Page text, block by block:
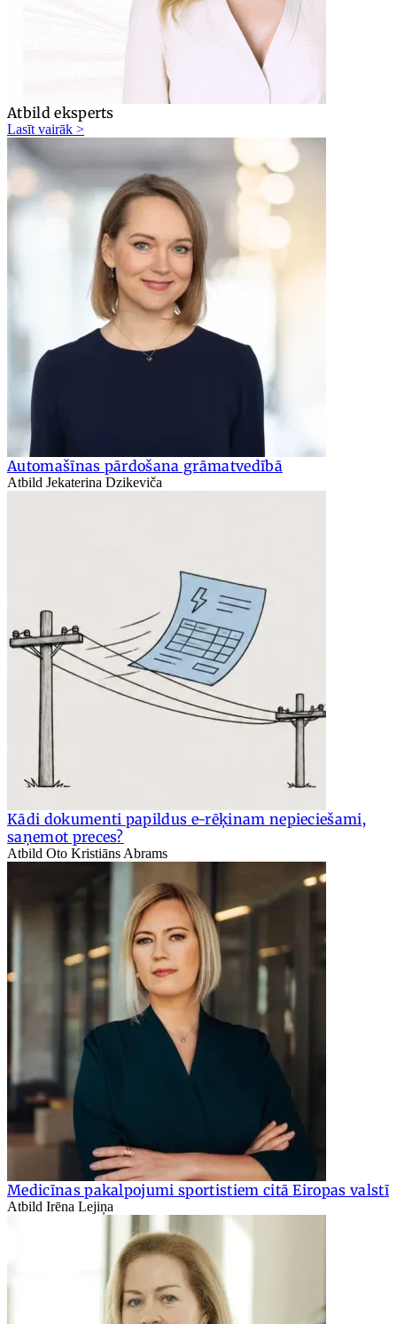
Atbild eksperts
Lasīt vairāk >
Automašīnas pārdošana grāmatvedībā
Atbild Jekaterina Dzikeviča
Kādi dokumenti papildus e-rēķinam nepieciešami,
saņemot preces?
Atbild Oto Kristiāns Abrams
Medicīnas pakalpojumi sportistiem citā Eiropas valstī
Atbild Irēna Lejiņa